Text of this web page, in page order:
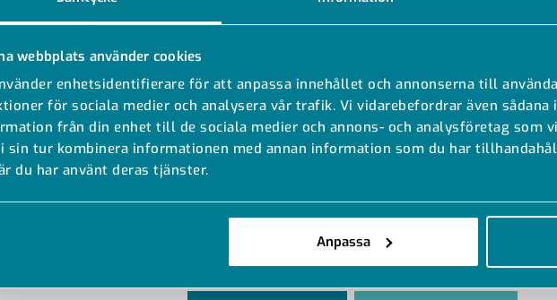
webbplats använder cookies
enhetsidentifierare för att anpassa innehållet och annonserna till
för sociala medier och analysera vår trafik. Vi vidarebefordrar även sådana
från din enhet till de sociala medier och annons- och analysföretag som
i sin tur kombinera informationen med annan information som du har
du har använt deras tjänster.
Anpassa